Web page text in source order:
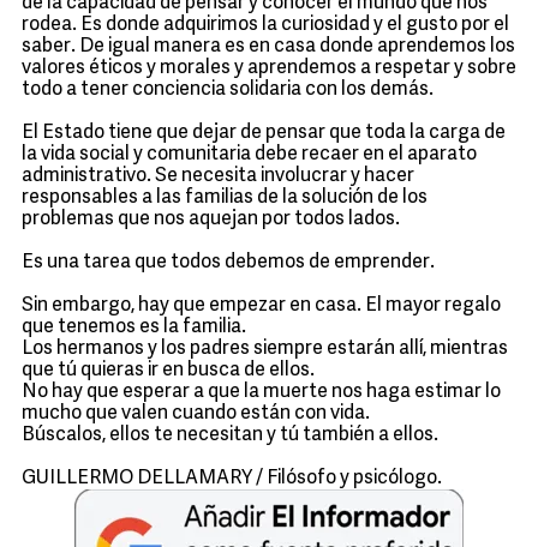
rodea. Es donde adquirimos la curiosidad y el gusto por el
saber. De igual manera es en casa donde aprendemos los
valores éticos y morales y aprendemos a respetar y sobre
todo a tener conciencia solidaria con los demás.
El Estado tiene que dejar de pensar que toda la carga de
la vida social y comunitaria debe recaer en el aparato
administrativo. Se necesita involucrar y hacer
responsables a las familias de la solución de los
problemas que nos aquejan por todos lados.
Es una tarea que todos debemos de emprender.
Sin embargo, hay que empezar en casa. El mayor regalo
que tenemos es la familia.
Los hermanos y los padres siempre estarán allí, mientras
que tú quieras ir en busca de ellos.
No hay que esperar a que la muerte nos haga estimar lo
mucho que valen cuando están con vida.
Búscalos, ellos te necesitan y tú también a ellos.
GUILLERMO DELLAMARY / Filósofo y psicólogo.